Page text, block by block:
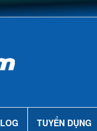
TUYỂN DỤNG